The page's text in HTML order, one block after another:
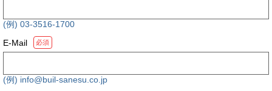
(例) 03-3516-1700
E-Mail
必須
(例) info@buil-sanesu.co.jp